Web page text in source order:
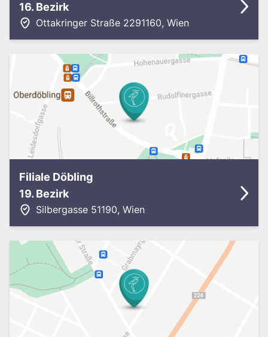
16. Bezirk
Ottakringer Straße 2291160, Wien
Filiale Döbling
19. Bezirk
Silbergasse 51190, Wien